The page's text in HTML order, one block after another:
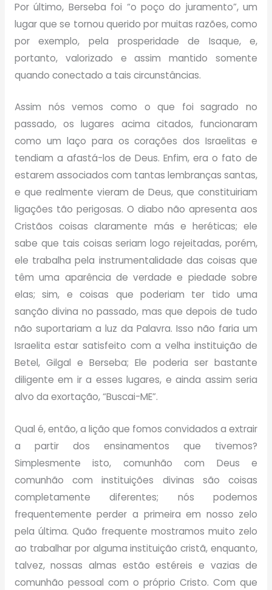
Por último, Berseba foi “o poço do juramento”, um
lugar que se tornou querido por muitas razões, como
por exemplo, pela prosperidade de Isaque, e,
portanto, valorizado e assim mantido somente
quando conectado a tais circunstâncias.
Assim nós vemos como o que foi sagrado no
passado, os lugares acima citados, funcionaram
como um laço para os corações dos Israelitas e
tendiam a afastá-los de Deus. Enfim, era o fato de
estarem associados com tantas lembranças santas,
e que realmente vieram de Deus, que constituiriam
ligações tão perigosas. O diabo não apresenta aos
Cristãos coisas claramente más e heréticas; ele
sabe que tais coisas seriam logo rejeitadas, porém,
ele trabalha pela instrumentalidade das coisas que
têm uma aparência de verdade e piedade sobre
elas; sim, e coisas que poderiam ter tido uma
sanção divina no passado, mas que depois de tudo
não suportariam a luz da Palavra. Isso não faria um
Israelita estar satisfeito com a velha instituição de
Betel, Gilgal e Berseba; Ele poderia ser bastante
diligente em ir a esses lugares, e ainda assim seria
alvo da exortação, “Buscai-ME”.
Qual é, então, a lição que fomos convidados a extrair
a partir dos ensinamentos que tivemos?
Simplesmente isto, comunhão com Deus e
comunhão com instituições divinas são coisas
completamente diferentes; nós podemos
frequentemente perder a primeira em nosso zelo
pela última. Quão frequente mostramos muito zelo
ao trabalhar por alguma instituição cristã, enquanto,
talvez, nossas almas estão estéreis e vazias de
comunhão pessoal com o próprio Cristo. Com que